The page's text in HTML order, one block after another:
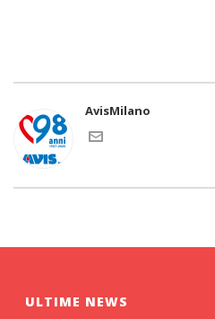
AvisMilano
ULTIME NEWS